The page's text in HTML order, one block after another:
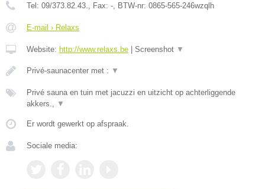
Tel: 09/373.82.43. , Fax: - , BTW-nr: 0865-565-246wzqlh
E-mail › Relaxs
Website: http://www.relaxs.be | Screenshot ▼
Privé-saunacenter met : ▼
Privé sauna en tuin met jacuzzi en uitzicht op achterliggende
akkers.,
▼
Er wordt gewerkt op afspraak.
Sociale media: